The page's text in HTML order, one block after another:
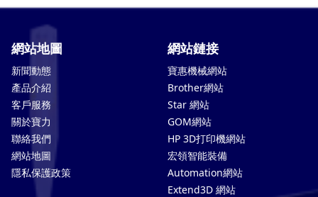
網站地圖
新聞動態
產品介紹
客戶服務
關於寶力
聯絡我們
網站地圖
隱私保護政策
網站鏈接
寶惠機械網站
Brother網站
Star 網站
GOM網站
HP 3D打印機網站
宏領智能裝備
Automation網站
Extend3D 網站